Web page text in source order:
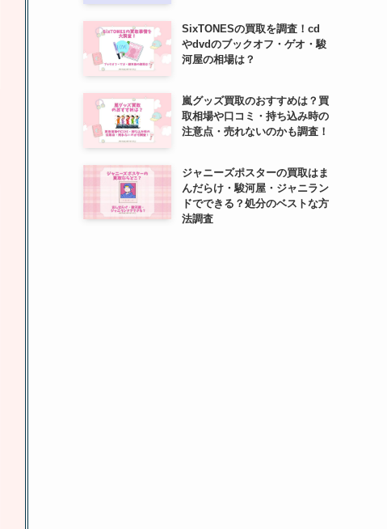
SixTONESの買取を調査！cd
やdvdのブックオフ・ゲオ・駿
河屋の相場は？
嵐グッズ買取のおすすめは？買
取相場や口コミ・持ち込み時の
注意点・売れないのかも調査！
ジャニーズポスターの買取はま
んだらけ・駿河屋・ジャニラン
ドでできる？処分のベストな方
法調査